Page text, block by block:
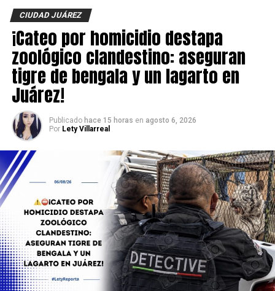
investigaciones para esclarecer el móvil del crimen y dar
con los responsables.
CIUDAD JUÁREZ
¡Cateo por homicidio destapa
zoológico clandestino: aseguran
tigre de bengala y un lagarto en
Juárez!
Publicado hace 15 horas en agosto 6, 2026
Por Lety Villarreal